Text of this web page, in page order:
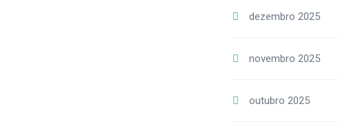
dezembro 2025
novembro 2025
outubro 2025